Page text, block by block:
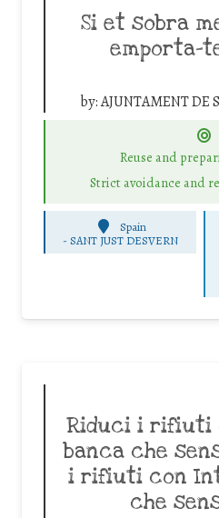
Si et sobra
emporta-
by:AJUNTAMENT DE
Reuse and
Strict avoidance and
Spain
-SANT JUST DESVERN
Riduci i rifiuti
banca che
i rifiuti con
che